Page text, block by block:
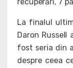
La finalul
Daron
fost seria din
despre ceea